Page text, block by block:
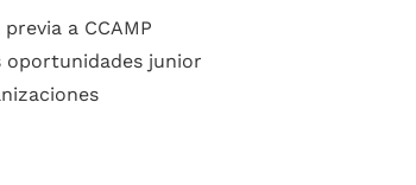
a CCAMP
oportunidades junior